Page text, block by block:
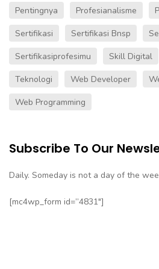
Pentingnya
Profesianalisme
Sertifikasi
Sertifikasi Bnsp
Sertifikasiprofesimu
Skill Digital
Teknologi
Web Developer
Web Programming
Subscribe To Our
Daily. Someday is not a day of the
[mc4wp_form id=”4831″]